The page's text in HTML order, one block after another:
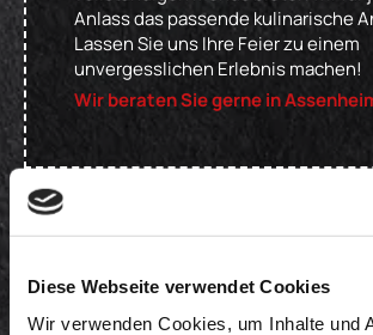
Diese Webseite verwendet Cookies
Wir verwenden Cookies, um Inhalte und
Anlass das passende kulinarische
Lassen Sie uns Ihre Feier zu einem
unvergesslichen Erlebnis machen!
Wir beraten Sie gerne in